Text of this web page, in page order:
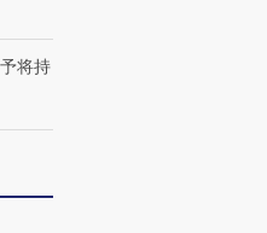
住三大增长引擎是什么？
将持